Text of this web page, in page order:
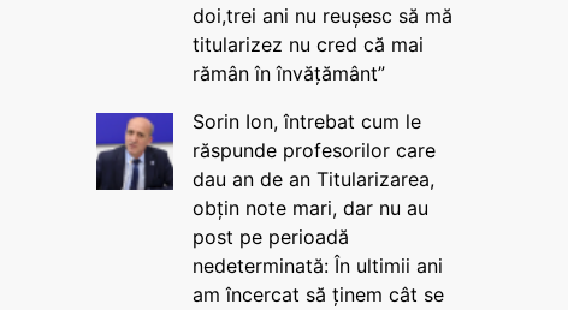
doi,trei ani nu reușesc să mă
titularizez nu cred că mai
rămân în învățământ”
Sorin Ion, întrebat cum le
răspunde profesorilor care
dau an de an Titularizarea,
obțin note mari, dar nu au
post pe perioadă
nedeterminată: În ultimii ani
am încercat să ținem cât se